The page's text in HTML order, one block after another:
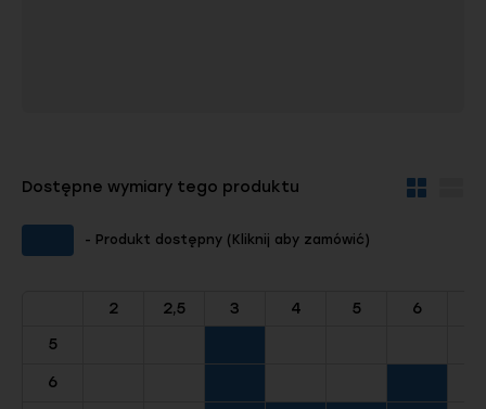
Dostępne wymiary tego produktu
Widok
- Produkt dostępny (Kliknij aby zamówić)
2 2,5 3 4 5 6
5
6